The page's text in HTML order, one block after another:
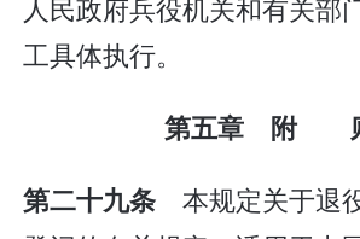
人民政府兵役机关和有关部
工具体执行。
第五章 附
第二十九条 本规定关于退